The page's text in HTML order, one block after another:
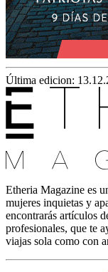
Última edicion:
Etheria Magazine es
mujeres inquietas y
encontrarás artículos
profesionales, que te
viajas sola como con